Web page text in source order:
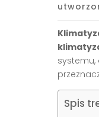
systemu,
Spis